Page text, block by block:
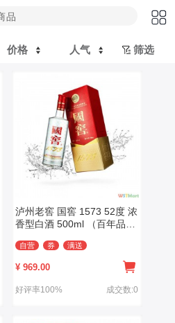
价格 人气 筛选
泸州老窖 国窖 1573 52度 浓
香型白酒 500ml （百年品牌
自营 券 满送
¥969.00
好评率100% 成交数:0